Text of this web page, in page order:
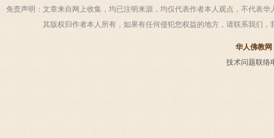
免责声明： 文章来自网上收集，均已注明来源，均仅代表作者本人观点，不代表
其版权归作者本人所有，如果有任何侵犯您权益的地方，请联系我们，
华人佛教网
技术问题联络